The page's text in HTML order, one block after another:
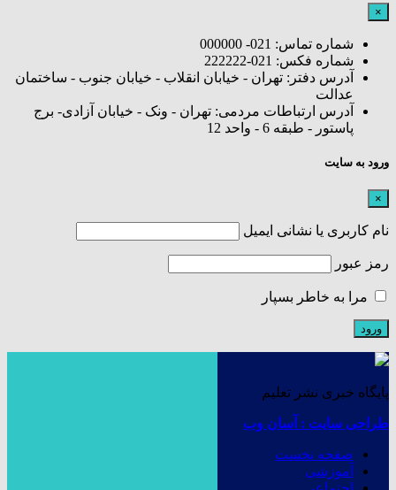
×
شماره تماس: 021- 000000
شماره فکس: 021-222222
آدرس دفتر: تهران - خیابان انقلاب - خیابان جنوب - ساختمان
عدالت
آدرس ارتباطات مردمی: تهران - ونک - خیابان آزادی- برج
پاستور - طبقه 6 - واحد 12
ورود به سایت
×
نام کاربری یا نشانی ایمیل
رمز عبور
مرا به خاطر بسپار
پایگاه خبری نشر تعلیم
طراحی سایت : آسان وب
صفحه نخست
آموزشی